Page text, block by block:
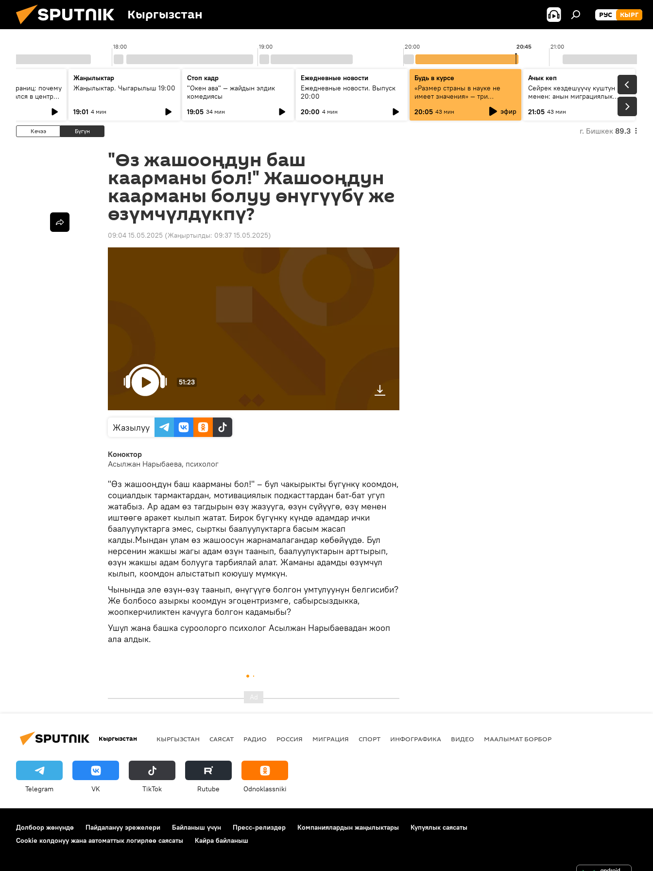
Кыргызстан РУС КЫРГ
18:00 19:00 20:00 21:00
20:45
границ: почему
в центре
Жаңылыктар
Жаңылыктар. Чыгарылыш 19:00
19:01 4 мин
Стоп кадр
"Окен ава" — жайдын элдик
комедиясы
19:05 34 мин
Ежедневные новости
Ежедневные новости. Выпуск
20:00
20:00 4 мин
Будь в курсе
«Размер страны в науке не
имеет значения» — три
эксперта о сотрудничестве
России и Кыргызстана в
образовании и исследованиях
20:05 43 мин эфир
Ачык кеп
Сейрек кездешүүчү куштун изи
менен: анын миграциялык
21:05 43 мин
Кечээ Бүгүн г. Бишкек 89.3
"Өз жашооңдун баш
каарманы бол!" Жашооңдун
каарманы болуу өнүгүүбү же
өзүмчүлдүкпү?
09:04 15.05.2025 (Жаңыртылды: 09:37 15.05.2025)
51:23
Жазылуу
Коноктор
Асылжан Нарыбаева, психолог
"Өз жашооңдун баш каарманы бол!" – бул чакырыкты бүгүнкү коомдон,
социалдык тармактардан, мотивациялык подкасттардан бат-бат угуп
жатабыз. Ар адам өз тагдырын өзү жазууга, өзүн сүйүүгө, өзү менен
иштөөгө аракет кылып жатат. Бирок бүгүнкү күндө адамдар ички
баалуулуктарга эмес, сырткы баалуулуктарга басым жасап
калды.Мындан улам өз жашоосун жарнамалагандар көбөйүүдө. Бул
нерсенин жакшы жагы адам өзүн таанып, баалуулуктарын арттырып,
өзүн жакшы адам болууга тарбиялай алат. Жаманы адамды өзүмчүл
кылып, коомдон алыстатып коюушу мүмкүн.
Чынында эле өзүн-өзү таанып, өнүгүүгө болгон умтулуунун белгисиби?
Же болбосо азыркы коомдун эгоцентризмге, сабырсыздыкка,
жоопкерчиликтен качууга болгон кадамыбы?
Ушул жана башка суроолорго психолог Асылжан Нарыбаевадан жооп
ала алдык.
Кыргызстан КЫРГЫЗСТАН САЯСАТ РАДИО РОССИЯ МИГРАЦИЯ СПОРТ ИНФОГРАФИКА ВИДЕО МААЛЫМАТ БОРБОР
Telegram VK ТikТоk Rutube Odnoklassniki
Долбоор жөнүндө Пайдалануу эрежелери Байланыш үчүн Пресс-релиздер Компаниялардын жаңылыктары
Купуялык саясаты
Cookie колдонуу жана автоматтык логирлөө саясаты
Кайра байланыш